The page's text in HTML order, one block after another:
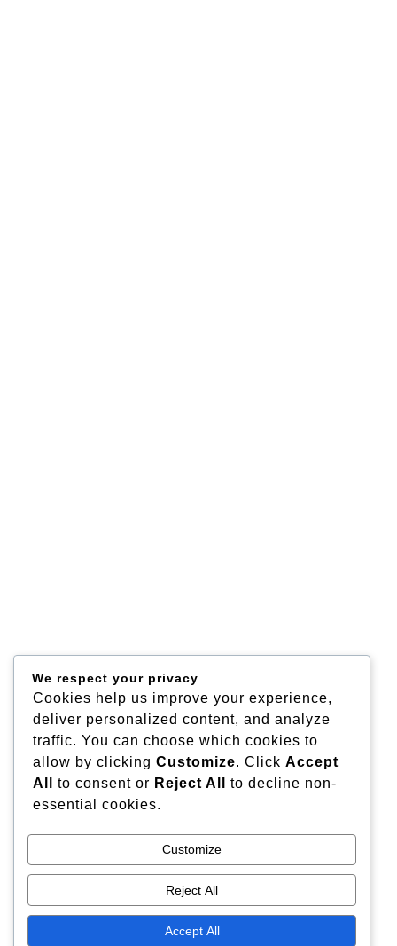
We respect your privacy
Cookies help us improve your experience,
deliver personalized content, and analyze
traffic. You can choose which cookies to
allow by clicking Customize. Click Accept
All
to consent or Reject All
to decline non-
essential cookies.
Customize
Reject All
Accept All